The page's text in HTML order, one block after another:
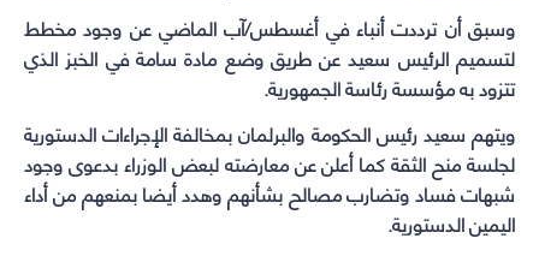
وسبق أن ترددت أنباء في أغسطس/آب الماضي عن وجود مخطط
لتسميم الرئيس سعيد عن طريق وضع مادة سامة في الخبز الذي
تتزود به مؤسسة رئاسة الجمهورية.
ويتهم سعيد رئيس الحكومة والبرلمان بمخالفة الإجراءات الدستورية
لجلسة منح الثقة كما أعلن عن معارضته لبعض الوزراء بدعوى وجود
شبهات فساد وتضارب مصالح بشأنهم وهدد أيضا بمنعهم من أداء
اليمين الدستورية.